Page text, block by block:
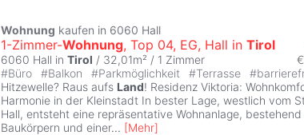
Wohnung kaufen in 6060 Hall
1-Zimmer-Wohnung, Top 04, EG, Hall in Tirol
6060 Hall in Tirol / 32,01m² / 1 Zimmer
#Büro #Balkon #Parkmöglichkeit #Terrasse #
Hitzewelle? Raus aufs Land! Residenz Viktoria:
Harmonie in der Kleinstadt In bester Lage, westlich vom
Hall, entsteht eine repräsentative Wohnanlage,
Baukörpern und einer... [Mehr]